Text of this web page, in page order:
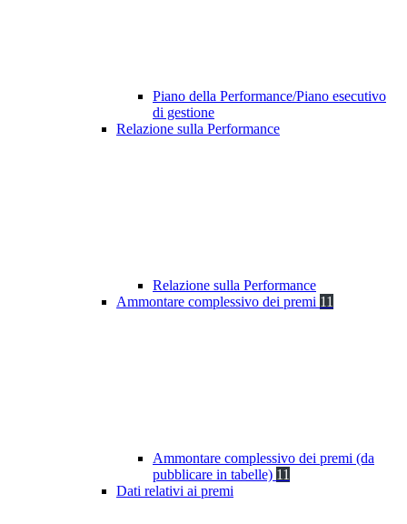
Piano della Performance/Piano esecutivo
di gestione
Relazione sulla Performance
Relazione sulla Performance
Ammontare complessivo dei premi 11
Ammontare complessivo dei premi (da
pubblicare in tabelle) 11
Dati relativi ai premi